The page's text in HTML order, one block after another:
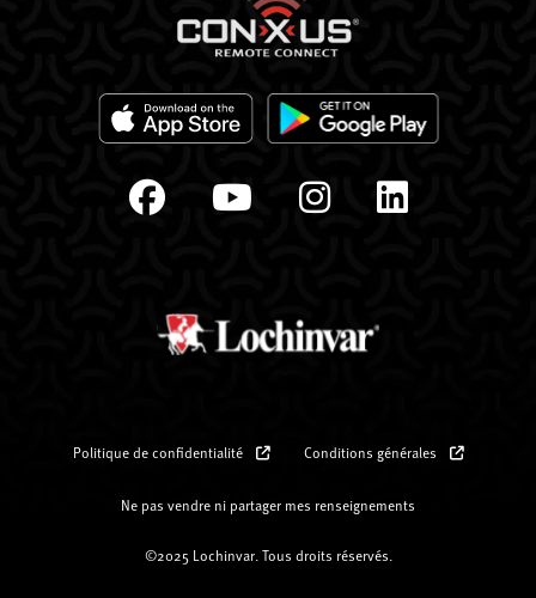
Politique de confidentialité Conditions générales
Ne pas vendre ni partager mes renseignements
©2025 Lochinvar. Tous droits réservés.